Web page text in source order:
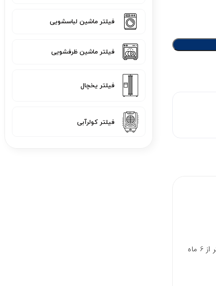
البته بسته به میزان مصرف شما زمان تعویض فلیتر می‌تواند کوتاه‌تر یا طولانی‌تر باشد. اگر میزان مصرف‌تان از حد میانگین کمتر باشد، احتمالا بیشتر از 6 ماه
فیلتر ماشین لباسشویی
فیلتر ماشین ظرفشویی
فیلتر یخچال
فیلتر کولرآبی